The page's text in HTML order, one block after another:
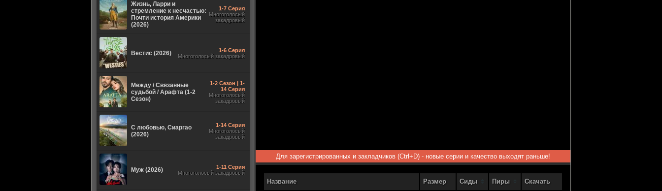
Для зарегистрированных и закладчиков (Ctrl+D) - новые серии и качество выходят раньше!
Название Размер Сиды Пиры Скачать
Жизнь, Ларри и
стремление к несчастью:
Почти история Америки
(2026)
1-7 Серия
Многоголосый
закадровый
Вестис (2026)
1-6 Серия
Многоголосый закадровый
Между / Связанные
судьбой / Арафта (1-2
Сезон)
1-2 Сезон | 1-
14 Серия
Многоголосый
закадровый
С любовью, Сиаргао
(2026)
1-14 Серия
Многоголосый
закадровый
Муж (2026)
1-11 Серия
Многоголосый закадровый